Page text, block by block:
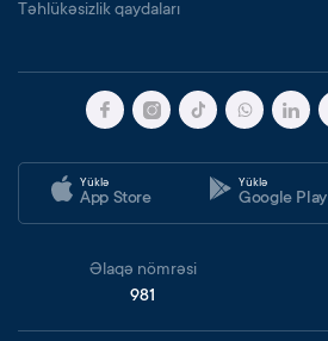
Təhlükəsizlik qaydaları
Yüklə
App Store
Yüklə
Google Play
Əlaqə nömrəsi
981